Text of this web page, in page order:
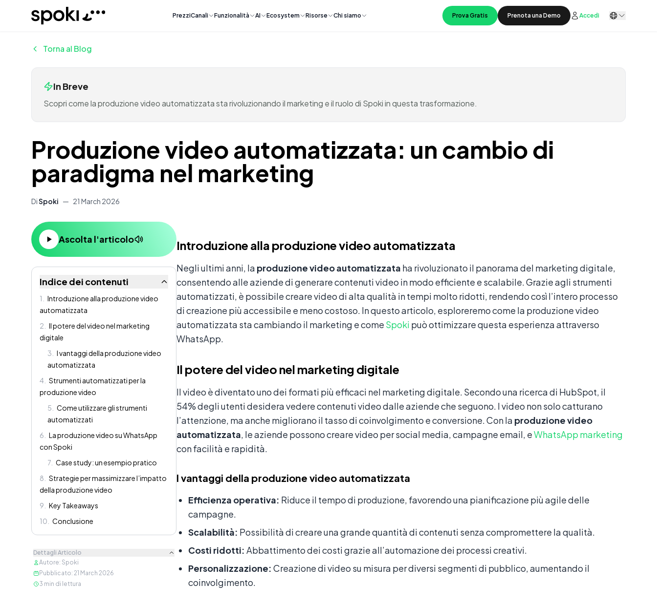
Spoki PrezziCanali Funzionalità AI Ecosystem Risorse Chi siamo Prova Gratis Prenota una Demo Accedi
Torna al Blog
In Breve
Scopri come la produzione video automatizzata sta rivoluzionando il marketing e il ruolo di Spoki in questa trasformazione.
Produzione video automatizzata: un cambio di
paradigma nel marketing
DiSpoki — 21 March 2026
Ascolta l'articolo
Indice dei contenuti
1
Introduzione alla produzione video
automatizzata
2
Il potere del video nel marketing
digitale
3
I vantaggi della produzione video
automatizzata
4
Strumenti automatizzati per la
produzione video
5
Come utilizzare gli strumenti
automatizzati
6
La produzione video su WhatsApp
con Spoki
7 Case study: un esempio pratico
8
Strategie per massimizzare l’impatto
della produzione video
9
Key Takeaways
10
Conclusione
Dettagli Articolo
Autore: Spoki
Pubblicato: 21 March 2026
3 min di lettura
Introduzione alla produzione video automatizzata
Negli ultimi anni, la produzione video automatizzata ha rivoluzionato il panorama del marketing digitale,
consentendo alle aziende di generare contenuti video in modo efficiente e scalabile. Grazie agli strumenti
automatizzati, è possibile creare video di alta qualità in tempi molto ridotti, rendendo così l’intero processo
di creazione più accessibile e meno costoso. In questo articolo, esploreremo come la produzione video
automatizzata sta cambiando il marketing e come Spoki può ottimizzare questa esperienza attraverso
WhatsApp.
Il potere del video nel marketing digitale
Il video è diventato uno dei formati più efficaci nel marketing digitale. Secondo una ricerca di HubSpot, il
54% degli utenti desidera vedere contenuti video dalle aziende che seguono. I video non solo catturano
l’attenzione, ma anche migliorano il tasso di coinvolgimento e conversione. Con la produzione video
automatizzata, le aziende possono creare video per social media, campagne email, eWhatsApp marketing
con facilità e rapidità.
I vantaggi della produzione video automatizzata
Efficienza operativa: Riduce il tempo di produzione, favorendo una pianificazione più agile delle
campagne.
Scalabilità: Possibilità di creare una grande quantità di contenuti senza compromettere la qualità.
Costi ridotti: Abbattimento dei costi grazie all’automazione dei processi creativi.
Personalizzazione: Creazione di video su misura per diversi segmenti di pubblico, aumentando il
coinvolgimento.